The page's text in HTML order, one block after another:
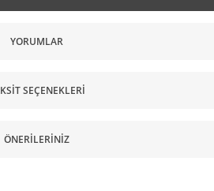
YORUMLAR
SEÇENEKLERI
ÖNERILERINIZ